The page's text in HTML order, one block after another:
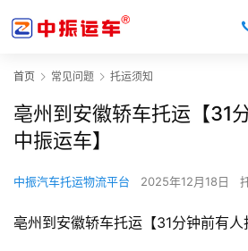
首页 常见问题 托运须知
亳州到安徽轿车托运【31
中振运车】
中振汽车托运物流平台 2025年12月18日
亳州到安徽轿车托运【31分钟前有人